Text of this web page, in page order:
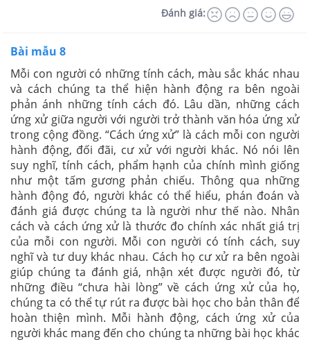
Đánh giá:
Bài mẫu 8
Mỗi con người có những tính cách, màu sắc khác nhau
và cách chúng ta thể hiện hành động ra bên ngoài
phản ánh những tính cách đó. Lâu dần, những cách
ứng xử giữa người với người trở thành văn hóa ứng xử
trong cộng đồng. “Cách ứng xử” là cách mỗi con người
hành động, đối đãi, cư xử với người khác. Nó nói lên
suy nghĩ, tính cách, phẩm hạnh của chính mình giống
như một tấm gương phản chiếu. Thông qua những
hành động đó, người khác có thể hiểu, phán đoán và
đánh giá được chúng ta là người như thế nào. Nhân
cách và cách ứng xử là thước đo chính xác nhất giá trị
của mỗi con người. Mỗi con người có tính cách, suy
nghĩ và tư duy khác nhau. Cách họ cư xử ra bên ngoài
giúp chúng ta đánh giá, nhận xét được người đó, từ
những điều “chưa hài lòng” về cách ứng xử của họ,
chúng ta có thể tự rút ra được bài học cho bản thân để
hoàn thiện mình. Mỗi hành động, cách ứng xử của
người khác mang đến cho chúng ta những bài học khác